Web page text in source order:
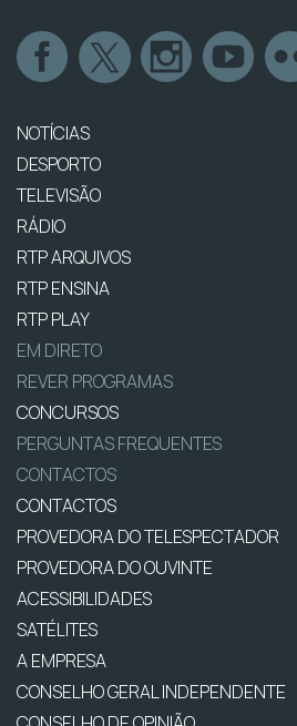
NOTÍCIAS
DESPORTO
TELEVISÃO
RÁDIO
RTP ARQUIVOS
RTP ENSINA
RTP PLAY
EM DIRETO
REVER PROGRAMAS
CONCURSOS
PERGUNTAS FREQUENTES
CONTACTOS
CONTACTOS
PROVEDORA DO TELESPECTADOR
PROVEDORA DO OUVINTE
ACESSIBILIDADES
SATÉLITES
A EMPRESA
CONSELHO GERAL INDEPENDENTE